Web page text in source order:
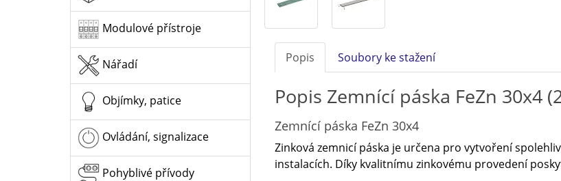
Modulové přístroje
Nářadí
Objímky, patice
Ovládání, signalizace
Pohyblivé přívody
Popis Soubory ke stažení
Popis Zemnící páska FeZn 30x4
Zemnící páska FeZn 30x4
Zinková zemnicí páska je určena pro vytvoření
instalacích. Díky kvalitnímu zinkovému provedení